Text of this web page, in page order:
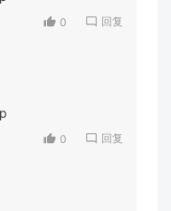
0 回复
0 回复